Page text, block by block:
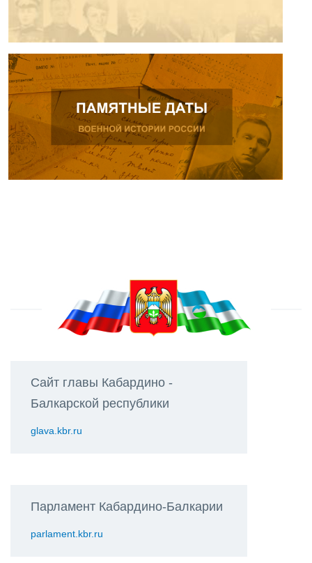
Сайт главы Кабардино -
Балкарской республики
glava.kbr.ru
Парламент Кабардино-Балкарии
parlament.kbr.ru